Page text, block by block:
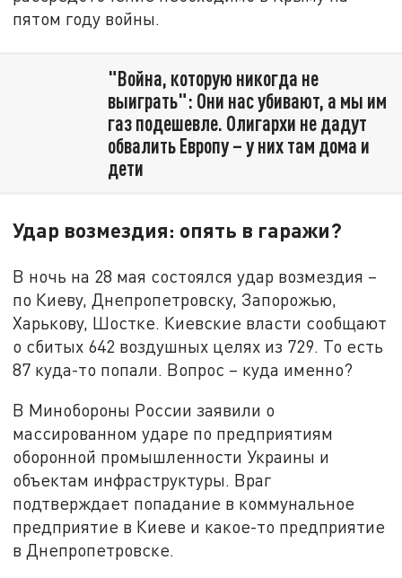
пятом году войны.
"Война, которую никогда не
выиграть": Они нас убивают, а мы им
газ подешевле. Олигархи не дадут
обвалить Европу – у них там дома и
дети
Удар возмездия: опять в гаражи?
В ночь на 28 мая состоялся удар возмездия –
по Киеву, Днепропетровску, Запорожью,
Харькову, Шостке. Киевские власти сообщают
о сбитых 642 воздушных целях из 729. То есть
87 куда-то попали. Вопрос – куда именно?
В Минобороны России заявили о
массированном ударе по предприятиям
оборонной промышленности Украины и
объектам инфраструктуры. Враг
подтверждает попадание в коммунальное
предприятие в Киеве и какое-то предприятие
в Днепропетровске.